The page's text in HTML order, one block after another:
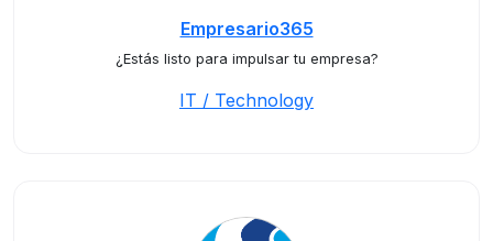
Empresario365
¿Estás listo para impulsar tu empresa?
IT / Technology